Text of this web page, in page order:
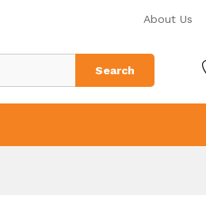
About Us
Search